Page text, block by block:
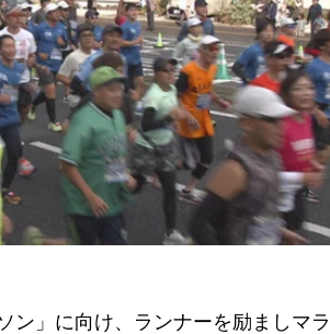
」に向け、ランナーを励ましマラ